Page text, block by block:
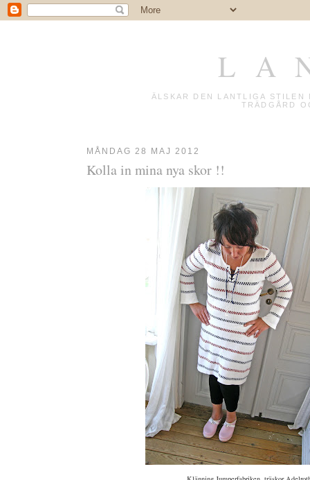
L A
ÄLSKAR DEN LANTLIGA STILEN
TRÄDGÅRD
MÅNDAG 28 MAJ 2012
Kolla in mina nya skor !!